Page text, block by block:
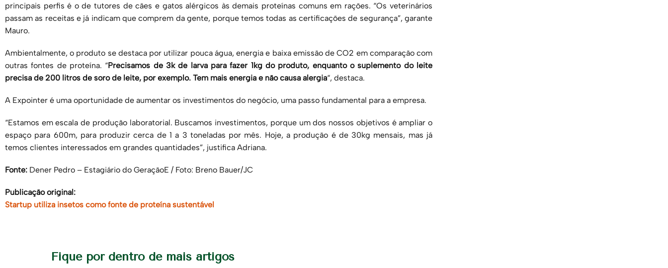
principais perfis é o de tutores de cães e gatos alérgicos às demais proteínas comuns em rações. “Os veterinários
passam as receitas e já indicam que comprem da gente, porque temos todas as certificações de segurança”, garante
Mauro.
Ambientalmente, o produto se destaca por utilizar pouca água, energia e baixa emissão de CO2 em comparação com
outras fontes de proteína. “Precisamos de 3k de larva para fazer 1kg do produto, enquanto o suplemento do leite
precisa de 200 litros de soro de leite, por exemplo. Tem mais energia e não causa alergia“, destaca.
A Expointer é uma oportunidade de aumentar os investimentos do negócio, uma passo fundamental para a empresa.
“Estamos em escala de produção laboratorial. Buscamos investimentos, porque um dos nossos objetivos é ampliar o
espaço para 600m, para produzir cerca de 1 a 3 toneladas por mês. Hoje, a produção é de 30kg mensais, mas já
temos clientes interessados em grandes quantidades”, justifica Adriana.
Fonte: Dener Pedro – Estagiário do GeraçãoE / Foto: Breno Bauer/JC
Publicação original:
Startup utiliza insetos como fonte de proteína sustentável
Fique por dentro de mais artigos